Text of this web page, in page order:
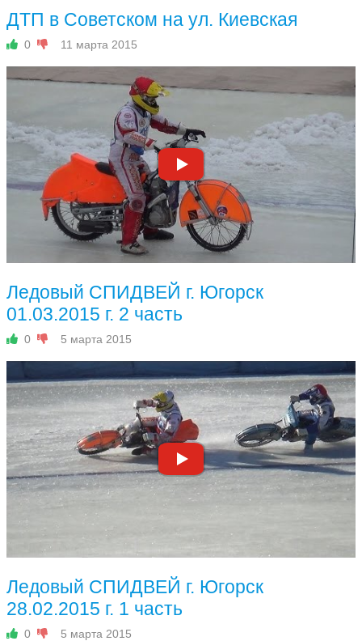
ДТП в Советском на ул. Киевская
0 11 марта 2015
Ледовый СПИДВЕЙ г. Югорск
01.03.2015 г. 2 часть
0 5 марта 2015
Ледовый СПИДВЕЙ г. Югорск
28.02.2015 г. 1 часть
0 5 марта 2015